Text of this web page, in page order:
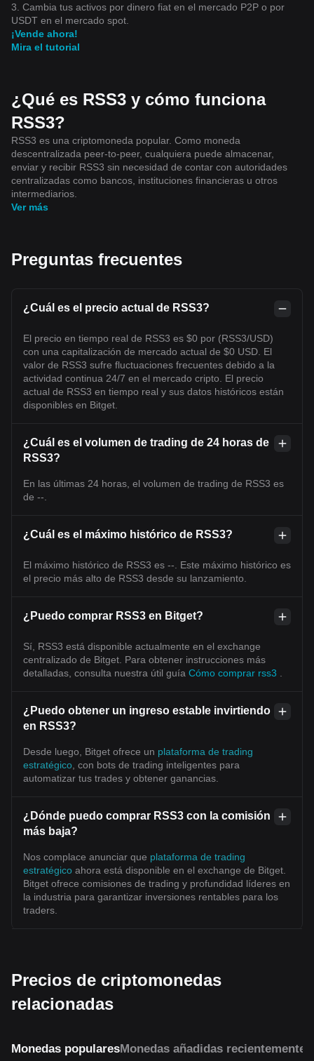
3. Cambia tus activos por dinero fiat en el mercado P2P o por
USDT en el mercado spot.
¡Vende ahora!
Mira el tutorial
¿Qué es RSS3 y cómo funciona
RSS3?
RSS3 es una criptomoneda popular. Como moneda
descentralizada peer-to-peer, cualquiera puede almacenar,
enviar y recibir RSS3 sin necesidad de contar con autoridades
centralizadas como bancos, instituciones financieras u otros
intermediarios.
Ver más
Preguntas frecuentes
¿Cuál es el precio actual de RSS3?
El precio en tiempo real de RSS3 es $0 por (RSS3/USD)
con una capitalización de mercado actual de $0 USD. El
valor de RSS3 sufre fluctuaciones frecuentes debido a la
actividad continua 24/7 en el mercado cripto. El precio
actual de RSS3 en tiempo real y sus datos históricos están
disponibles en Bitget.
¿Cuál es el volumen de trading de 24 horas de
RSS3?
En las últimas 24 horas, el volumen de trading de RSS3 es
de --.
¿Cuál es el máximo histórico de RSS3?
El máximo histórico de RSS3 es --. Este máximo histórico es
el precio más alto de RSS3 desde su lanzamiento.
¿Puedo comprar RSS3 en Bitget?
Sí, RSS3 está disponible actualmente en el exchange
centralizado de Bitget. Para obtener instrucciones más
detalladas, consulta nuestra útil guía Cómo comprar rss3
¿Puedo obtener un ingreso estable invirtiendo
en RSS3?
Desde luego, Bitget ofrece un plataforma de trading
estratégico , con bots de trading inteligentes para
automatizar tus trades y obtener ganancias.
¿Dónde puedo comprar RSS3 con la comisión
más baja?
Nos complace anunciar que plataforma de trading
estratégico ahora está disponible en el exchange de Bitget.
Bitget ofrece comisiones de trading y profundidad líderes en
la industria para garantizar inversiones rentables para los
traders.
Precios de criptomonedas
relacionadas
Monedas popularesMonedas añadidas recientemente